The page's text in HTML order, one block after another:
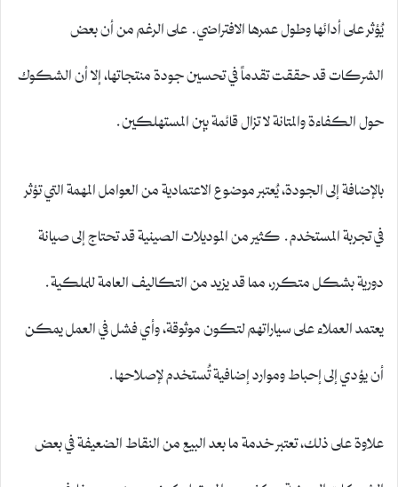
يُؤثر على أدائها وطول عمرها الافتراضي. على الرغم من أن بعض
الشركات قد حققت تقدماً في تحسين جودة منتجاتها، إلا أن الشكوك
حول الكفاءة والمتانة لا تزال قائمة بين المستهلكين.
بالإضافة إلى الجودة، يُعتبر موضوع الاعتمادية من العوامل المهمة التي تؤثر
في تجربة المستخدم. كثير من الموديلات الصينية قد تحتاج إلى صيانة
دورية بشكل متكرر، مما قد يزيد من التكاليف العامة للملكية.
يعتمد العملاء على سياراتهم لتكون موثوقة، وأي فشل في العمل يمكن
أن يؤدي إلى إحباط وموارد إضافية تُستخدم لإصلاحها.
علاوة على ذلك، تعتبر خدمة ما بعد البيع من النقاط الضعيفة في بعض